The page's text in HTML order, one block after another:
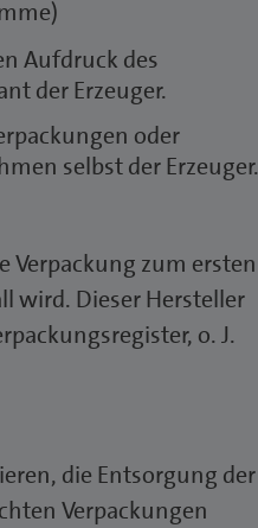
Aufdruck des
der Erzeuger.
oder
selbst der Erzeuger.
Verpackung zum ersten
wird. Dieser Hersteller
o. J.
die Entsorgung der
Verpackungen